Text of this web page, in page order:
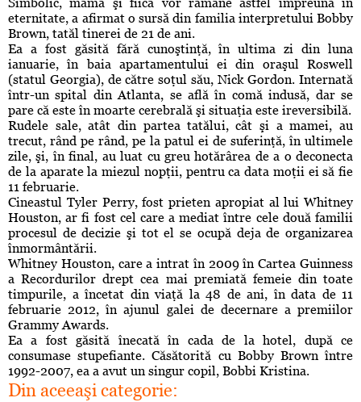
Simbolic, mama şi fiica vor rămâne astfel împreună în
eternitate, a afirmat o sursă din familia interpretului Bobby
Brown, tatăl tinerei de 21 de ani.
Ea a fost găsită fără cunoştinţă, în ultima zi din luna
ianuarie, în baia apartamentului ei din oraşul Roswell
(statul Georgia), de către soţul său, Nick Gordon. Internată
într-un spital din Atlanta, se află în comă indusă, dar se
pare că este în moarte cerebrală şi situaţia este ireversibilă.
Rudele sale, atât din partea tatălui, cât şi a mamei, au
trecut, rând pe rând, pe la patul ei de suferinţă, în ultimele
zile, şi, în final, au luat cu greu hotărârea de a o deconecta
de la aparate la miezul nopţii, pentru ca data moţii ei să fie
11 februarie.
Cineastul Tyler Perry, fost prieten apropiat al lui Whitney
Houston, ar fi fost cel care a mediat între cele două familii
procesul de decizie şi tot el se ocupă deja de organizarea
înmormântării.
Whitney Houston, care a intrat în 2009 în Cartea Guinness
a Recordurilor drept cea mai premiată femeie din toate
timpurile, a încetat din viaţă la 48 de ani, în data de 11
februarie 2012, în ajunul galei de decernare a premiilor
Grammy Awards.
Ea a fost găsită înecată în cada de la hotel, după ce
consumase stupefiante. Căsătorită cu Bobby Brown între
1992-2007, ea a avut un singur copil, Bobbi Kristina.
Din aceeaşi categorie: